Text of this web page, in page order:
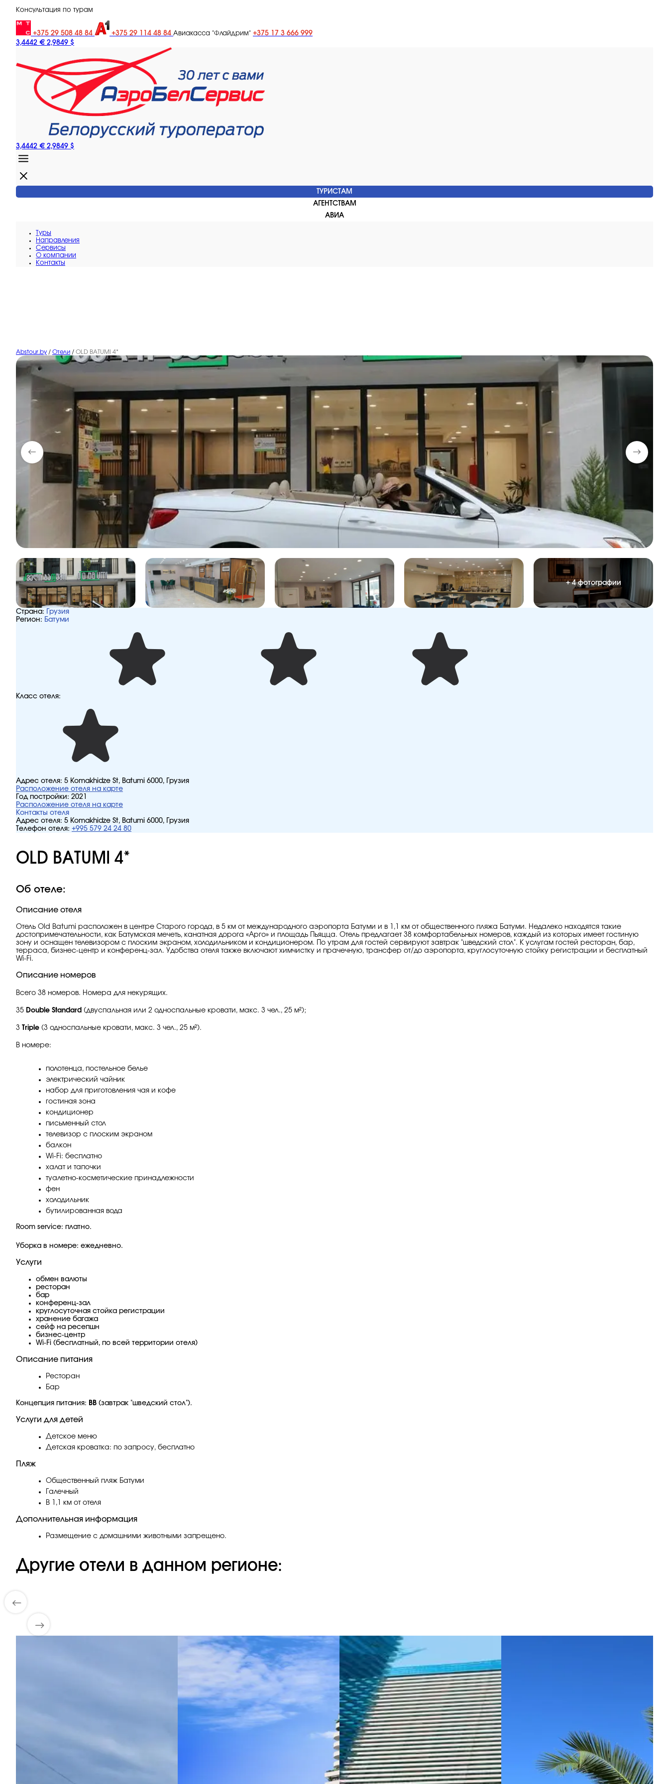
Консультация по турам
+375 29 508 48 84 +375 29 114 48 84 Авиакасса "Флайдрим" +375 17 3 666 999
3,4442 € 2,9849 $
3,4442 € 2,9849 $
ТУРИСТАМ
АГЕНТСТВАМ
АВИА
Туры
Направления
Сервисы
O компании
Контакты
Abstour.by / Отели / OLD BATUMI 4*
+ 4 фотографии
Страна:
Грузия
Регион: Батуми
Класс отеля:
Адрес отеля: 5 Komakhidze St, Batumi 6000, Грузия
Расположение отеля на карте
Год постройки: 2021
Расположение отеля на карте
Контакты отеля
Адрес отеля: 5 Komakhidze St, Batumi 6000, Грузия
Телефон отеля: +995 579 24 24 80
OLD BATUMI 4*
Об отеле:
Описание отеля
Отель Old Batumi расположен в центре Старого города, в 5 км от международного аэропорта Батуми и в 1,1 км от общественного пляжа Батуми. Недалеко находятся такие
достопримечательности, как Батумская мечеть, канатная дорога «Арго» и площадь Пьяцца. Отель предлагает 38 комфортабельных номеров, каждый из которых имеет гостиную
зону и оснащен телевизором с плоским экраном, холодильником и кондиционером. По утрам для гостей сервируют завтрак "шведский стол". К услугам гостей ресторан, бар,
терраса, бизнес-центр и конференц-зал. Удобства отеля также включают химчистку и прачечную, трансфер от/до аэропорта, круглосуточную стойку регистрации и бесплатный
Wi-Fi.
Описание номеров
Всего 38 номеров. Номера для некурящих.
35 Double Standard (двуспальная или 2 односпальные кровати, макс. 3 чел., 25 м²);
3 Triple (3 односпальные кровати, макс. 3 чел., 25 м²).
В номере:
полотенца, постельное белье
электрический чайник
набор для приготовления чая и кофе
гостиная зона
кондиционер
письменный стол
телевизор с плоским экраном
балкон
Wi-Fi: бесплатно
халат и тапочки
туалетно-косметические принадлежности
фен
холодильник
бутилированная вода
Room service: платно.
Уборка в номере: ежедневно.
Услуги
обмен валюты
ресторан
бар
конференц-зал
круглосуточная стойка регистрации
хранение багажа
сейф на ресепшн
бизнес-центр
Wi-Fi (бесплатный, по всей территории отеля)
Описание питания
Ресторан
Бар
Концепция питания: ВВ (завтрак "шведский стол").
Услуги для детей
Детское меню
Детская кроватка: по запросу, бесплатно
Пляж
Общественный пляж Батуми
Галечный
В 1,1 км от отеля
Дополнительная информация
Размещение с домашними животными запрещено.
Другие отели в данном регионе: